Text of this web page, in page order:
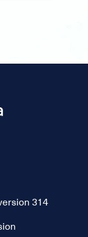
314